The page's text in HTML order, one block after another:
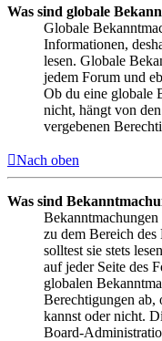
Was sind globale
Globale
Informationen,
lesen. Globale
jedem Forum und
Ob du eine globale
nicht, hängt von
vergebenen
Nach oben
Was sind
zu dem Bereich
solltest sie stets
auf jeder Seite des
globalen
Berechtigungen ab,
kannst oder nicht.
Board-